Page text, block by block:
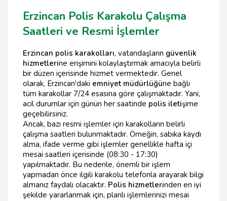
Erzincan Polis Karakolu Çalışma
Saatleri ve Resmi İşlemler
Erzincan polis karakolları, vatandaşların güvenlik
hizmetlerine erişimini kolaylaştırmak amacıyla belirli
bir düzen içerisinde hizmet vermektedir. Genel
olarak, Erzincan'daki emniyet müdürlüğüne bağlı
tüm karakollar 7/24 esasına göre çalışmaktadır. Yani,
acil durumlar için günün her saatinde polis iletişime
geçebilirsiniz.
Ancak, bazı resmi işlemler için karakolların belirli
çalışma saatleri bulunmaktadır. Örneğin, sabıka kaydı
alma, ifade verme gibi işlemler genellikle hafta içi
mesai saatleri içerisinde (08:30 - 17:30)
yapılmaktadır. Bu nedenle, önemli bir işlem
yapmadan önce ilgili karakolu telefonla arayarak bilgi
almanız faydalı olacaktır. Polis hizmetlerinden en iyi
şekilde yararlanmak için, planlı işlemlerinizi mesai